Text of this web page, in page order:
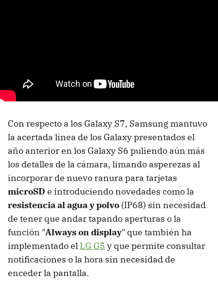
Con respecto a los Galaxy S7, Samsung mantuvo
la acertada línea de los Galaxy presentados el
año anterior en los Galaxy S6 puliendo aún más
los detalles de la cámara, limando asperezas al
incorporar de nuevo ranura para tarjetas
microSD e introduciendo novedades como la
resistencia al agua y polvo (IP68) sin necesidad
de tener que andar tapando aperturas o la
función "Always on display" que también ha
implementado el LG G5 y que permite consultar
notificaciones o la hora sin necesidad de
enceder la pantalla.